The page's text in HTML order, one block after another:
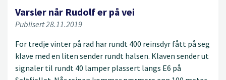
Varsler når Rudolf er på vei
Publisert 28.11.2019
For tredje vinter på rad har rundt 400 reinsdyr fått på seg
klave med en liten sender rundt halsen. Klaven sender ut
signaler til rundt 40 lamper plassert langs E6 på